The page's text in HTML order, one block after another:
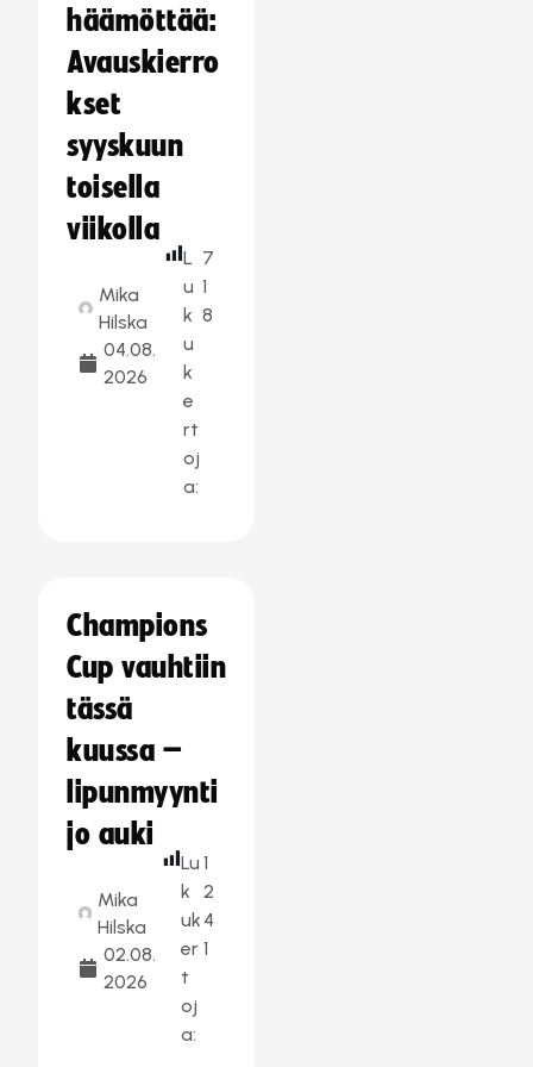
häämöttää:
Avauskierro
kset
syyskuun
toisella
viikolla
Mika
Hilska
04.08.
2026
L
u
k
u
k
e
rt
oj
a:
7
1
8
Champions
Cup vauhtiin
tässä
kuussa –
lipunmyynti
jo auki
Mika
Hilska
02.08.
2026
Lu
k
uk
er
t
oj
a:
1
2
4
1